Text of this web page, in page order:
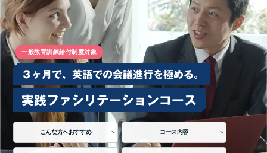
一般教育訓練給付制度対象
３ヶ月で、英語での会議進行を極める。
実践ファシリテーションコース
こんな方へおすすめ コース内容